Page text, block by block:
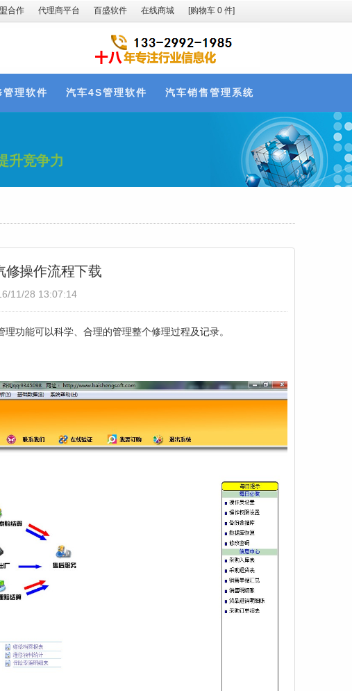
合作 代理商平台 百盛软件 在线商城 [购物车 0 件]
管理软件 汽车4S管理软件 汽车销售管理系统
升竞争力
修操作流程下载
11/28 13:07:14
功能可以科学、合理的管理整个修理过程及记录。